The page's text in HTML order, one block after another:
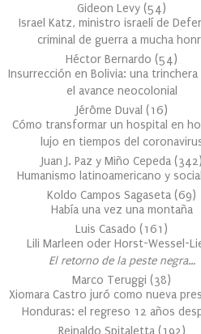
Gideon Levy (54)
Israel Katz, ministro israelí de
criminal de guerra a mucha
Héctor Bernardo (54)
Insurrección en Bolivia: una
el avance neocolonial
Jérôme Duval (16)
Cómo transformar un hospital en
lujo en tiempos del
Juan J. Paz y Miño Cepeda (342)
Humanismo latinoamericano y
Koldo Campos Sagaseta (69)
Había una vez una montaña
Luis Casado (161 )
Lili Marleen oder Horst-Wessel-
El retorno de la peste negra…
Marco Teruggi (38)
Xiomara Castro juró como nueva
Honduras: el regreso 12 años